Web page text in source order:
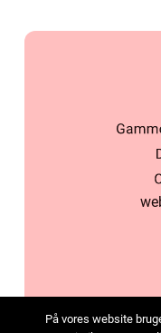
På vores website